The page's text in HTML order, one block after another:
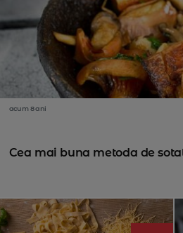
acum 8 ani
Cea mai buna metoda de